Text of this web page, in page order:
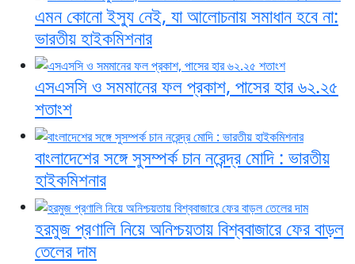
এমন কোনো ইস্যু নেই, যা আলোচনায় সমাধান হবে না:
ভারতীয় হাইকমিশনার
এসএসসি ও সমমানের ফল প্রকাশ, পাসের হার ৬২.২৫
শতাংশ
বাংলাদেশের সঙ্গে সুসম্পর্ক চান নরেন্দ্র মোদি : ভারতীয়
হাইকমিশনার
হরমুজ প্রণালি নিয়ে অনিশ্চয়তায় বিশ্ববাজারে ফের বাড়ল
তেলের দাম